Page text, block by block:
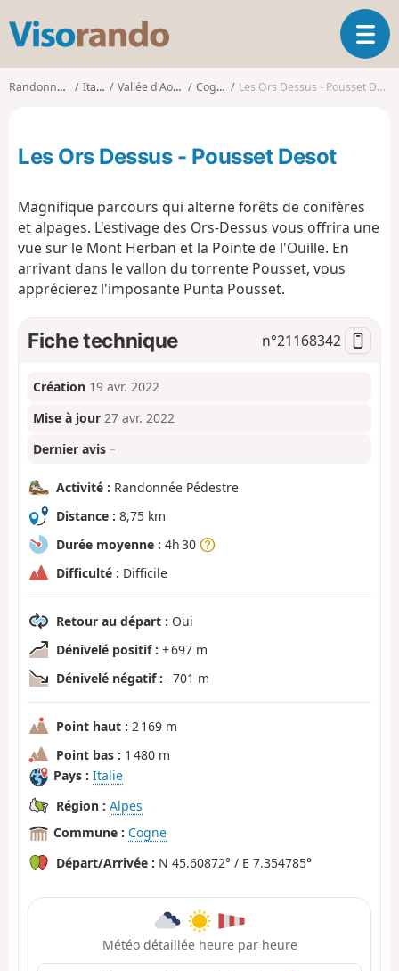
s
o
d
O
u
v
v
i
Randonnées Italie Vallée d'Aoste Cogne Les Ors Dessus - Pousset Desot
Les Ors Dessus - Pousset Desot
Magnifique parcours qui alterne forêts de conifères
et alpages. L'estivage des Ors-Dessus vous offrira une
vue sur le Mont Herban et la Pointe de l'Ouille. En
arrivant dans le vallon du torrente Pousset, vous
apprécierez l'imposante Punta Pousset.
Fiche technique n°21168342
Création 19 avr. 2022
Mise à jour 27 avr. 2022
Dernier avis –
Activité : Randonnée Pédestre
Distance : 8,75 km
Durée moyenne : 4h 30
Difficulté : Difficile
Retour au départ : Oui
Dénivelé positif : + 697 m
Dénivelé négatif : - 701 m
Point haut : 2 169 m
Point bas : 1 480 m
Pays : Italie
Région : Alpes
Commune : Cogne
Départ/Arrivée : N 45.60872° / E 7.354785°
Météo détaillée heure par heure